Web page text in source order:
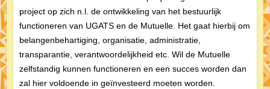
project op zich n.l. de ontwikkeling van het bestuurlijk
functioneren van UGATS en de Mutuelle. Het gaat hierbij om
belangenbehartiging, organisatie, administratie,
transparantie, verantwoordelijkheid etc. Wil de Mutuelle
zelfstandig kunnen functioneren en een succes worden dan
zal hier voldoende in geïnvesteerd moeten worden.